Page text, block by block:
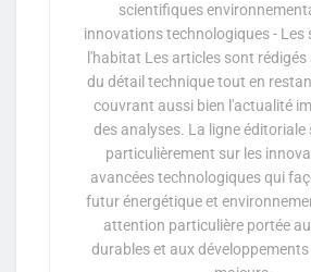
scientifiques
innovations technologiques - Les
l'habitat Les articles sont rédigés
du détail technique tout en
couvrant aussi bien l'actualité
des analyses. La ligne éditoriale
particulièrement sur les
avancées technologiques qui
futur énergétique et
attention particulière portée
durables et aux